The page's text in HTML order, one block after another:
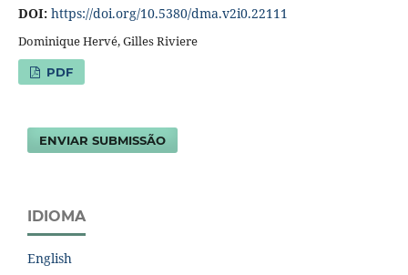
DOI: https://doi.org/10.5380/dma.v2i0.22111
Dominique Hervé, Gilles Riviere
PDF
ENVIAR SUBMISSÃO
IDIOMA
English